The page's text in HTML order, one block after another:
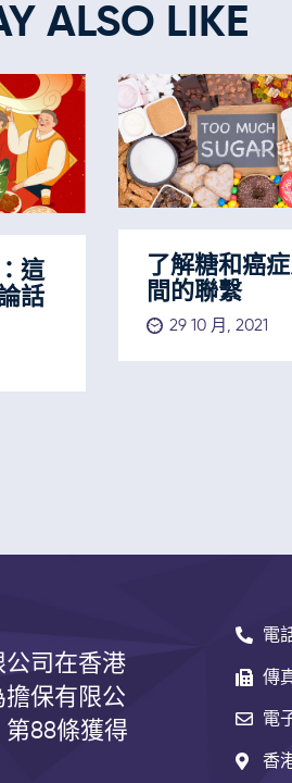
ALSO LIKE
這
話
了解糖和癌
間的聯繫
29 10 月, 2021
司 在香港
保有限公
第88條獲得
電
傳
電
香